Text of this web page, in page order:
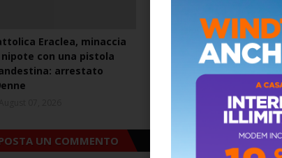
Eraclea, minaccia
nipote con una pistola
arrestato
Cattolica Eraclea, durante
lite minaccia nipote con
pistola clandestina:
arrestato 69enne
UN COMMENTO